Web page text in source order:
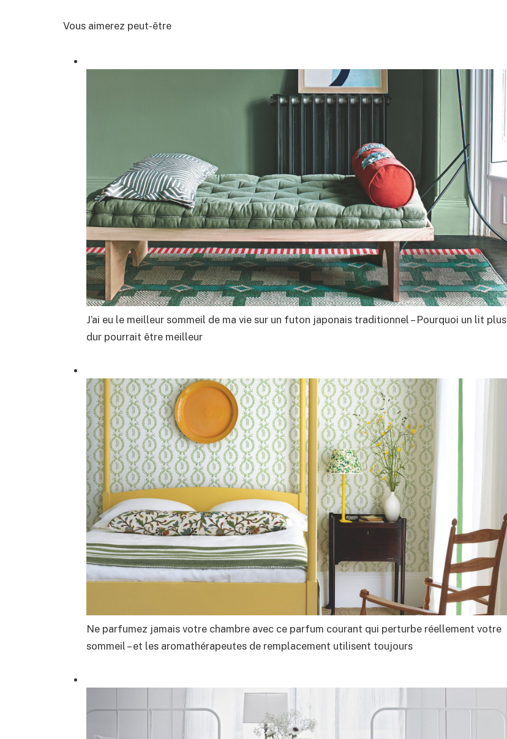
Vous aimerez peut-être
J’ai eu le meilleur sommeil de ma vie sur un futon japonais traditionnel – Pourquoi un lit plus
dur pourrait être meilleur
Ne parfumez jamais votre chambre avec ce parfum courant qui perturbe réellement votre
sommeil – et les aromathérapeutes de remplacement utilisent toujours